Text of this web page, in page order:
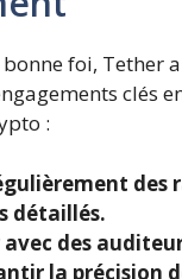
foi, Tether
clés
:
des
détaillés.
avec des
la précision